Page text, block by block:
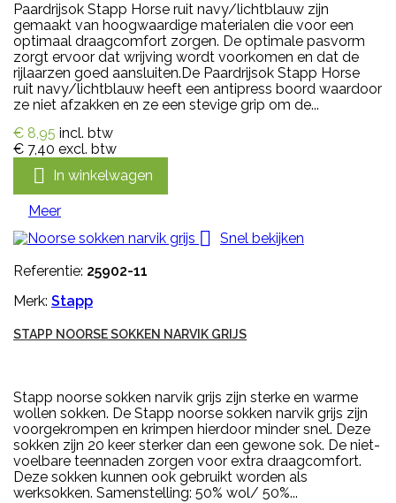
Paardrijsok Stapp Horse ruit navy/lichtblauw zijn
gemaakt van hoogwaardige materialen die voor een
optimaal draagcomfort zorgen. De optimale pasvorm
zorgt ervoor dat wrijving wordt voorkomen en dat de
rijlaarzen goed aansluiten.De Paardrijsok Stapp Horse
ruit navy/lichtblauw heeft een antipress boord waardoor
ze niet afzakken en ze een stevige grip om de...
€ 8,95 incl. btw
€ 7,40 excl. btw
 In winkelwagen
Meer

Snel bekijken
Referentie: 25902-11
Merk: Stapp
STAPP NOORSE SOKKEN NARVIK GRIJS
Stapp noorse sokken narvik grijs zijn sterke en warme
wollen sokken. De Stapp noorse sokken narvik grijs zijn
voorgekrompen en krimpen hierdoor minder snel. Deze
sokken zijn 20 keer sterker dan een gewone sok. De niet-
voelbare teennaden zorgen voor extra draagcomfort.
Deze sokken kunnen ook gebruikt worden als
werksokken. Samenstelling: 50% wol/ 50%...